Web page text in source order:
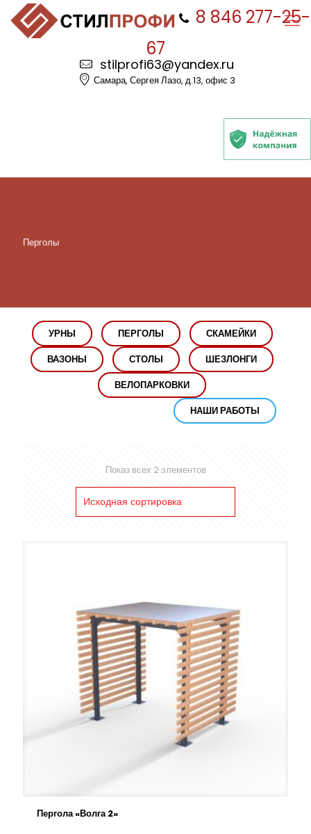
8 846 277-25-
67
stilprofi63@yandex.ru
Самара, Сергея Лазо, д.13, офис 3
Перголы
УРНЫ ПЕРГОЛЫ
СКАМЕЙКИ
ВАЗОНЫ
СТОЛЫ
ШЕЗЛОНГИ
ВЕЛОПАРКОВКИ
НАШИ РАБОТЫ
Показ всех 2 элементов
Пергола «Волга 2»